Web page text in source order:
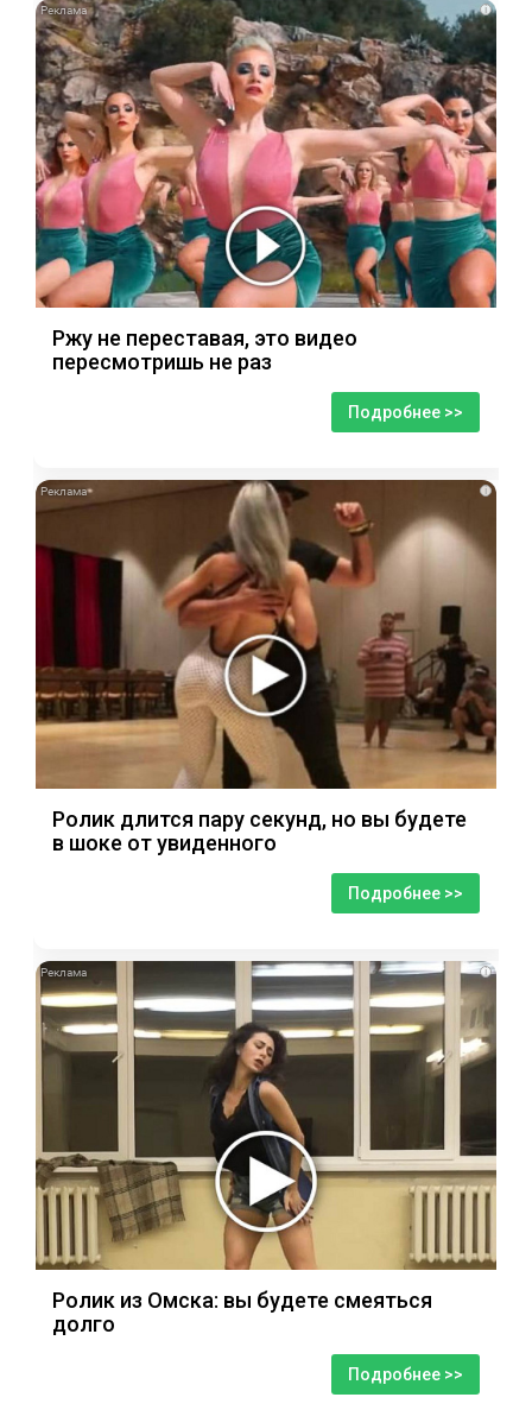
i
Ржу не переставая, это видео
пересмотришь не раз
Подробнее >>
i
Ролик длится пару секунд, но вы будете
в шоке от увиденного
Подробнее >>
i
Ролик из Омска: вы будете смеяться
долго
Подробнее >>